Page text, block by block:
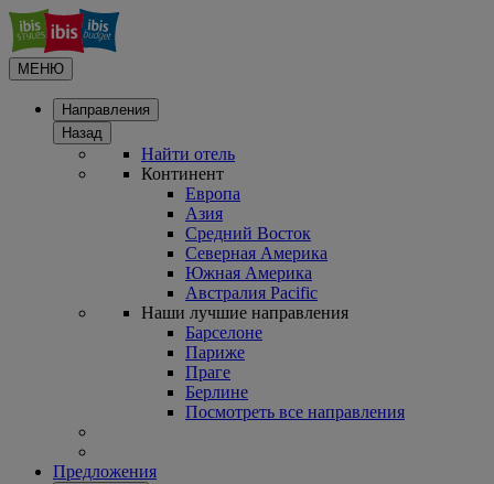
МЕНЮ
Направления
Назад
Найти отель
Континент
Европа
Азия
Средний Восток
Северная Америка
Южная Америка
Австралия Pacific
Наши лучшие направления
Барселоне
Париже
Праге
Берлине
Посмотреть все направления
Предложения